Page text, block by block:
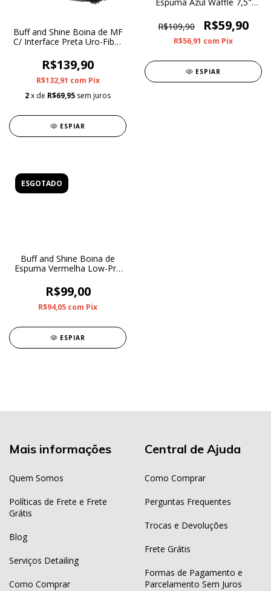
Buff and Shine Boina de MF
C/ Interface Preta Uro-Fiber
R$139,90
R$132,91 com Pix
2x de R$69,95 sem juros
ESPIAR
R$109,90
R$59,90
R$56,91 com Pix
ESPIAR
ESGOTADO
Buff and Shine Boina de
Espuma Vermelha Low-Pro
R$99,00
R$94,05 com Pix
ESPIAR
Mais informações
Quem Somos
Políticas de Frete e Frete
Grátis
Blog
Serviços Detailing
Como Comprar
Central de Ajuda
Como Comprar
Perguntas Frequentes
Trocas e Devoluções
Frete Grátis
Formas de Pagamento e
Parcelamento Sem Juros